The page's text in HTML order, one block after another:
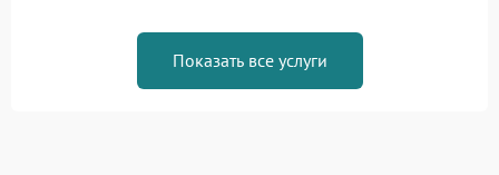
Показать все услуги